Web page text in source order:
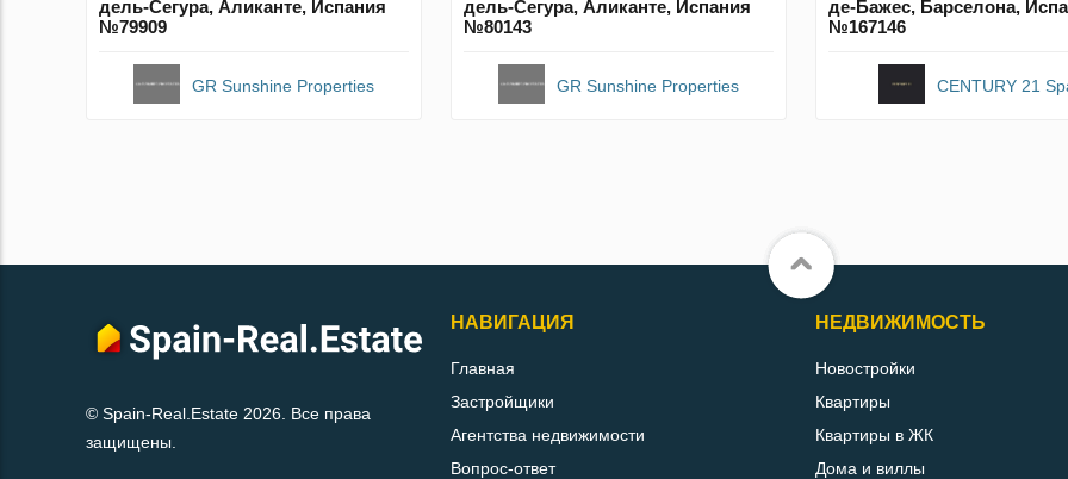
дель-Сегура, Аликанте, Испания
№79909
GR Sunshine Properties
дель-Сегура, Аликанте, Испания
№80143
GR Sunshine Properties
де-Бажес, Барселона,
№167146
CENTURY 21
© Spain-Real.Estate 2026. Все права
защищены.
НАВИГАЦИЯ
Главная
Застройщики
Агентства недвижимости
Вопрос-ответ
НЕДВИЖИМОСТЬ
Новостройки
Квартиры
Квартиры в ЖК
Дома и виллы